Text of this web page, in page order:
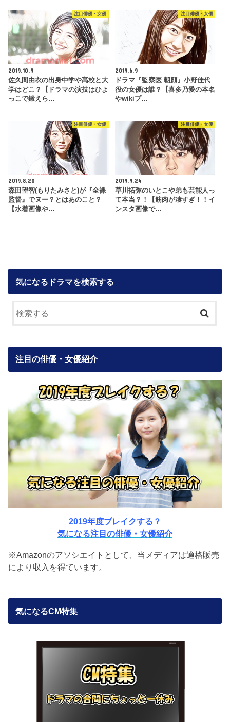
注目俳優・女優
2019.10.9
佐久間由衣の出身中学や高校と大
学はどこ？【ドラマの演技はひよ
っこで鍛えら…
注目俳優・女優
2019.6.9
ドラマ『監察医 朝顔』小野佳代
役の女優は誰？【喜多乃愛の本名
やwikiプ…
注目俳優・女優
2019.8.20
森田望智(もりたみさと)が『全裸
監督』でヌー？とはあのこと？
【水着画像や…
注目俳優・女優
2019.9.24
草川拓弥のいとこや弟も芸能人っ
て本当？！【筋肉が凄すぎ！！イ
ンスタ画像で…
気になるドラマを検索する
注目の俳優・女優紹介
2019年度ブレイクする？
気になる注目の俳優・女優紹介
※Amazonのアソシエイトとして、当メディアは適格販売
により収入を得ています。
気になるCM特集